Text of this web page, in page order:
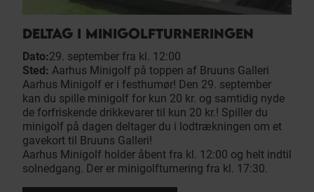
DELTAG I MINIGOLFTURNERINGEN
Dato:29. september fra kl. 12:00
Sted: Aarhus Minigolf på toppen af Bruuns Galleri
Aarhus Minigolf er i festhumør! Den 29. september
kan du spille minigolf for kun 20 kr. og samtidig nyde
de forfriskende drikkevarer til kun 20 kr.! Spiller du
minigolf på dagen deltager du i lodtrækningen om et
gavekort til Bruuns Galleri!
Aarhus Minigolf holder åbent fra kl. 12:00 og helt indtil
solnedgang. Der er minigolfturnering fra kl. 17:30.